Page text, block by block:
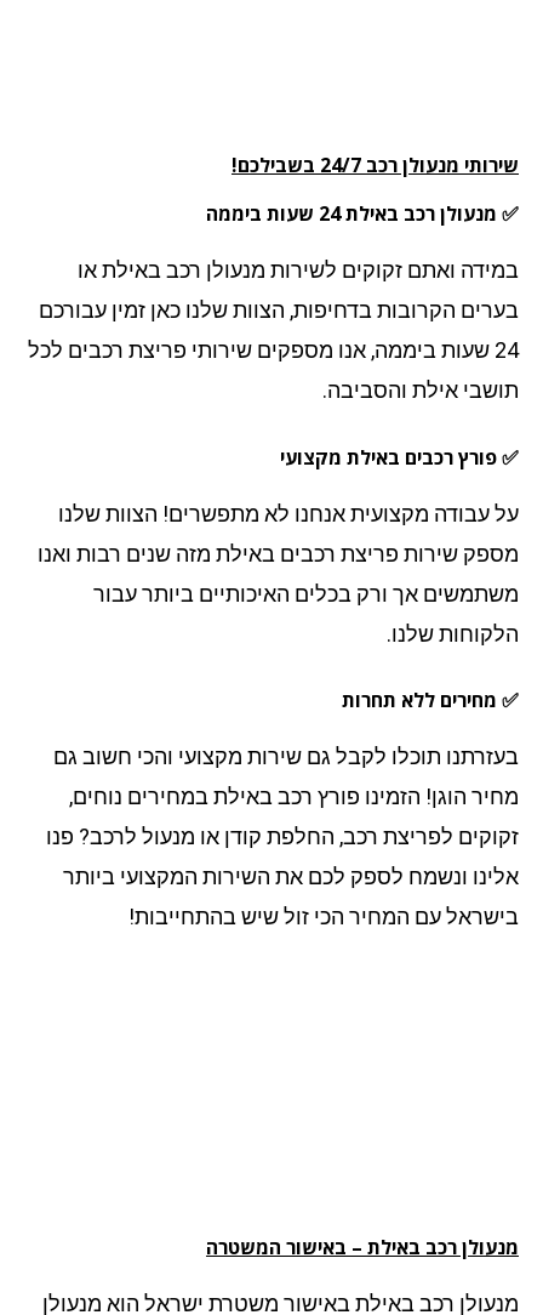
מנעולן רכב 24/7 בשבילכם!
רכב באילת 24 שעות ביממה
ואתם זקוקים לשירות מנעולן רכב באילת או
הקרובות בדחיפות, הצוות שלנו כאן זמין עבורכם
24 שעות ביממה, אנו מספקים שירותי פריצת רכבים לכל
אילת והסביבה.
פורץ רכבים באילת מקצועי
עבודה מקצועית אנחנו לא מתפשרים! הצוות שלנו
שירות פריצת רכבים באילת מזה שנים רבות ואנו
אך ורק בכלים האיכותיים ביותר עבור
שלנו.
מחירים ללא תחרות
תוכלו לקבל גם שירות מקצועי והכי חשוב גם
הוגן! הזמינו פורץ רכב באילת במחירים נוחים,
לפריצת רכב, החלפת קודן או מנעול לרכב? פנו
ונשמח לספק לכם את השירות המקצועי ביותר
עם המחיר הכי זול שיש בהתחייבות!
רכב באילת – באישור המשטרה
רכב באילת באישור משטרת ישראל הוא מנעולן